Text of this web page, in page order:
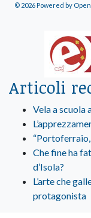
© 2026 Powered by
Articoli
Vela a scuola
“Portoferraio,
Che fine ha
d’Isola?
L’arte che
protagonista